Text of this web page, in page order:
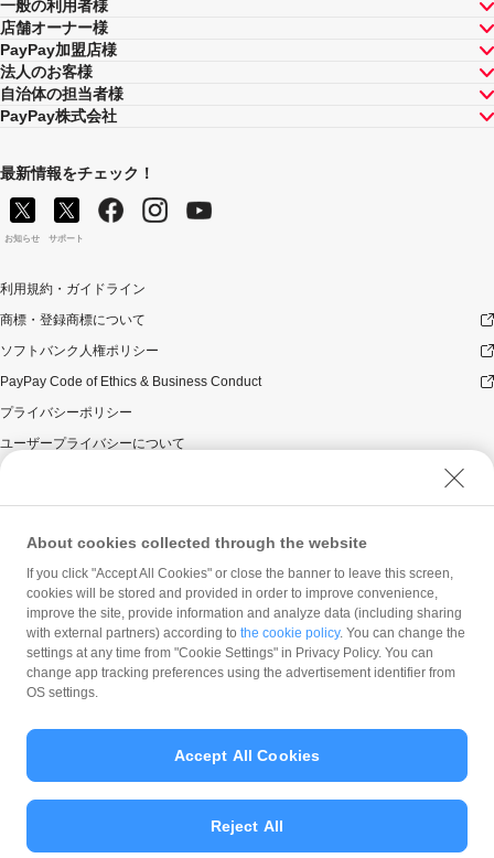
一般の利用者様
店舗オーナー様
PayPay加盟店様
法人のお客様
自治体の担当者様
PayPay株式会社
最新情報をチェック！
お知らせ サポート
利用規約・ガイドライン
商標・登録商標について
ソフトバンク人権ポリシー
PayPay Code of Ethics & Business Conduct
プライバシーポリシー
ユーザープライバシーについて
ウェブサイト利用規約
反社会的勢力に対する方針
勧誘方針
マネロン等基本方針
カスタマーハラスメントに関する当社の考え方
© PayPay Corporation
About cookies collected through the website
If you click "Accept All Cookies" or close the banner to leave this screen,
cookies will be stored and provided in order to improve convenience,
improve the site, provide information and analyze data (including sharing
with external partners) according to the cookie policy. You can change the
settings at any time from "Cookie Settings" in Privacy Policy. You can
change app tracking preferences using the advertisement identifier from
OS settings.
Reject All
Accept All Cookies